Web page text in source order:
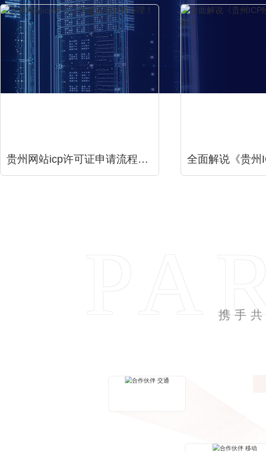
贵州网站icp许可证申请流程材料办理！
携手